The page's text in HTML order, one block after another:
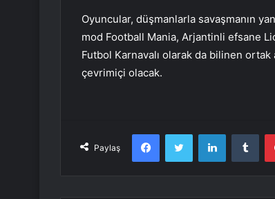
Oyuncular, düşmanlarla savaşmanın
mod Football Mania, Arjantinli efsane
Futbol Karnavalı olarak da bilinen
çevrimiçi olacak.
Paylaş
FacebookTwitter LinkedIn